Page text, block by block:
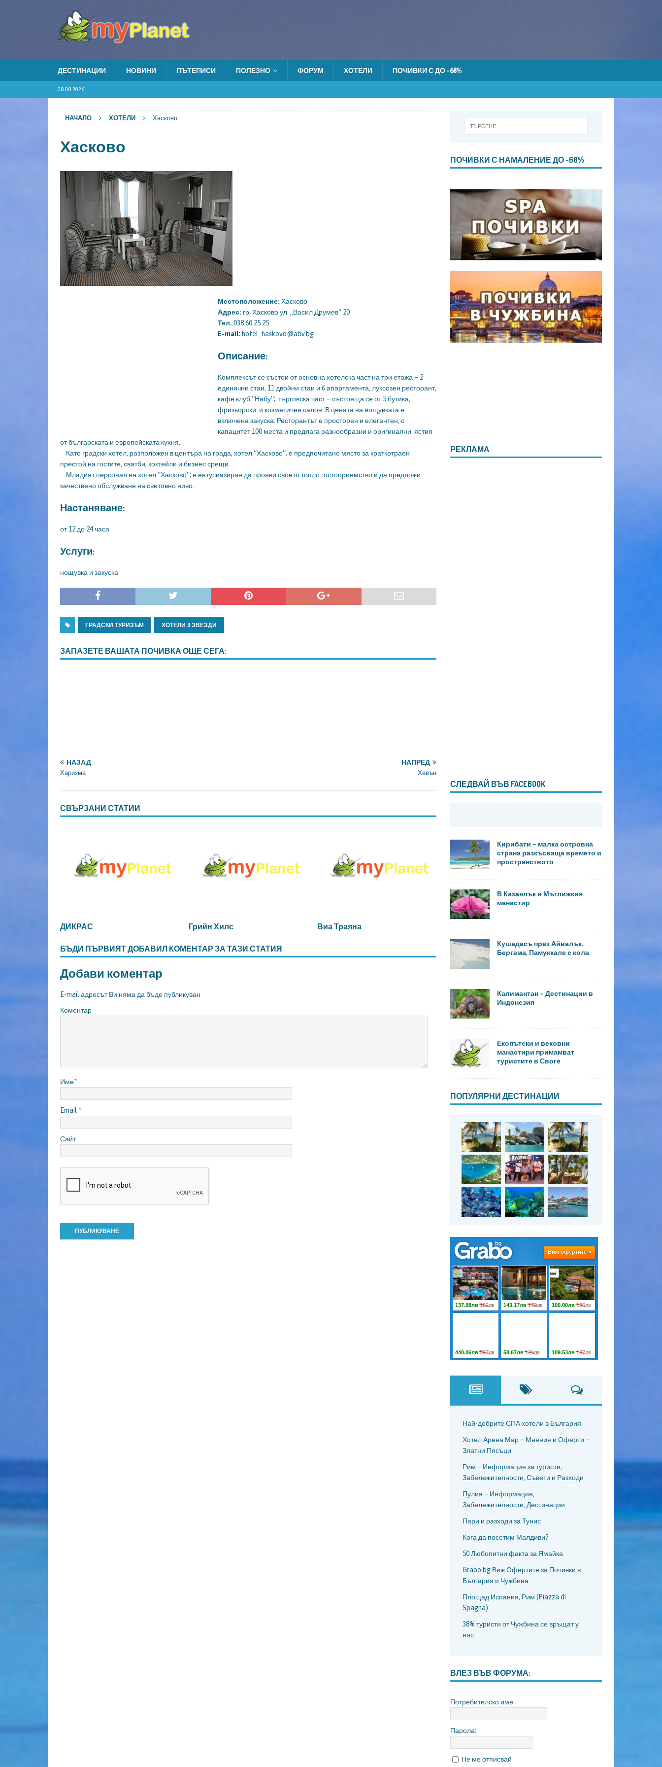
ДЕСТИНАЦИИ НОВИНИ ПЪТЕПИСИ ПОЛЕЗНО ФОРУМ ХОТЕЛИ ПОЧИВКИ С ДО -68%
08.08.2026
НАЧАЛО ХОТЕЛИ Хасково
Хасково
Местоположение: Хасково
Адрес: гр. Хасково ул. „Васил Друмев“ 20
Тел. 038 60 25 25
E-mail: hotel_haskovo@abv.bg
Описание:
Комплексът се състои от основна хотелска част на три етажа – 2
единични стаи, 11 двойни стаи и 6 апартамента, луксозен ресторант,
кафе клуб “Набу“;, търговска част – състояща се от 5 бутика,
фризьорски и козметичен салон. В цената на нощувката е
включена закуска. Ресторантът е просторен и елегантен, с
капацитет 100 места и предлага разнообразни и оригинални ястия
от българската и европейската кухня.
Като градски хотел, разположен в центъра на града, хотел “Хасково“; е предпочитано място за краткотраен
престой на гостите, сватби, коктейли и бизнес срещи.
Младият персонал на хотел “Хасково“; е ентусиазиран да прояви своето топло гостоприемство и да предложи
качествено обслужване на световно ниво.
Настаняване:
от 12 до 24 часа
Услуги:
нощувка и закуска
ГРАДСКИ ТУРИЗЪМ ХОТЕЛИ 3 ЗВЕЗДИ
ЗАПАЗЕТЕ ВАШАТА ПОЧИВКА ОЩЕ СЕГА:
НАЗАД
Харизма
НАПРЕД
Хевън
СВЪРЗАНИ СТАТИИ
ДИКРАС Грийн Хилс Виа Траяна
БЪДИ ПЪРВИЯТ ДОБАВИЛ КОМЕНТАР ЗА ТАЗИ СТАТИЯ
Добави коментар
E-mail адресът Ви няма да бъде публикуван
Коментар
Име*
Email *
Сайт
ПОЧИВКИ С НАМАЛЕНИЕ ДО -68%
РЕКЛАМА
СЛЕДВАЙ ВЪВ FACEBOOK
Кирибати – малка островна
страна разкъсваща времето и
пространството
В Казанлък и Мъглижкия
манастир
Кушадасъ през Айвалък,
Бергама, Памуккале с кола
Калимантан – Дестинации в
Индонезия
Екопътеки и вековни
манастири примамват
туристите в Своге
ПОПУЛЯРНИ ДЕСТИНАЦИИ
Най-добрите СПА хотели в България
Хотел Арена Мар – Мнения и Оферти –
Златни Пясъци
Рим – Информация за туристи,
Забележителности, Съвети и Разходи
Пулия – Информация,
Забележителности, Дестинации
Пари и разходи за Тунис
Кога да посетим Малдиви?
50 Любопитни факта за Ямайка
Grabo.bg Виж Офертите за Почивки в
България и Чужбина
Площад Испания, Рим (Piazza di
Spagna)
38% туристи от Чужбина се връщат у
нас
ВЛЕЗ ВЪВ ФОРУМА:
Потребителско име:
Парола:
Не ме отписвай